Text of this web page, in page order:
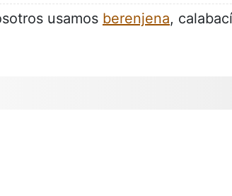
usamos berenjena,